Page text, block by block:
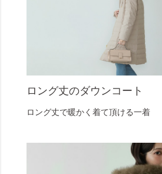
ロング丈のダウンコート
ロング丈で暖かく着て頂ける一着